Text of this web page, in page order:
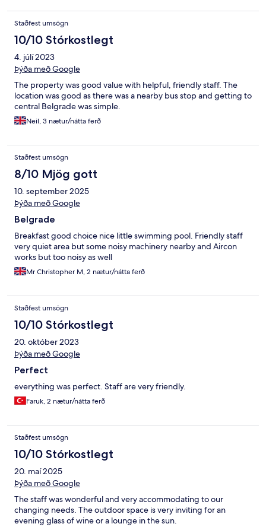
Staðfest umsögn
10/10 Stórkostlegt
4. júlí 2023
Þýða með Google
The property was good value with helpful, friendly staff. The
location was good as there was a nearby bus stop and getting to
central Belgrade was simple.
Neil, 3 nætur/nátta ferð
Staðfest umsögn
8/10 Mjög gott
10. september 2025
Þýða með Google
Belgrade
Breakfast good choice nice little swimming pool. Friendly staff
very quiet area but some noisy machinery nearby and Aircon
works but too noisy as well
Mr Christopher M, 2 nætur/nátta ferð
Staðfest umsögn
10/10 Stórkostlegt
20. október 2023
Þýða með Google
Perfect
everything was perfect. Staff are very friendly.
Faruk, 2 nætur/nátta ferð
Staðfest umsögn
10/10 Stórkostlegt
20. maí 2025
Þýða með Google
The staff was wonderful and very accommodating to our
changing needs. The outdoor space is very inviting for an
evening glass of wine or a lounge in the sun.